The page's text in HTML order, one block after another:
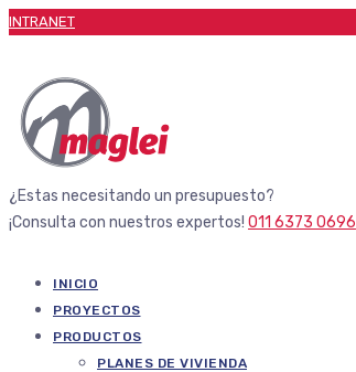
INTRANET
¿Estas necesitando un presupuesto?
¡Consulta con nuestros expertos! 011 6373 0696
INICIO
PROYECTOS
PRODUCTOS
PLANES DE VIVIENDA